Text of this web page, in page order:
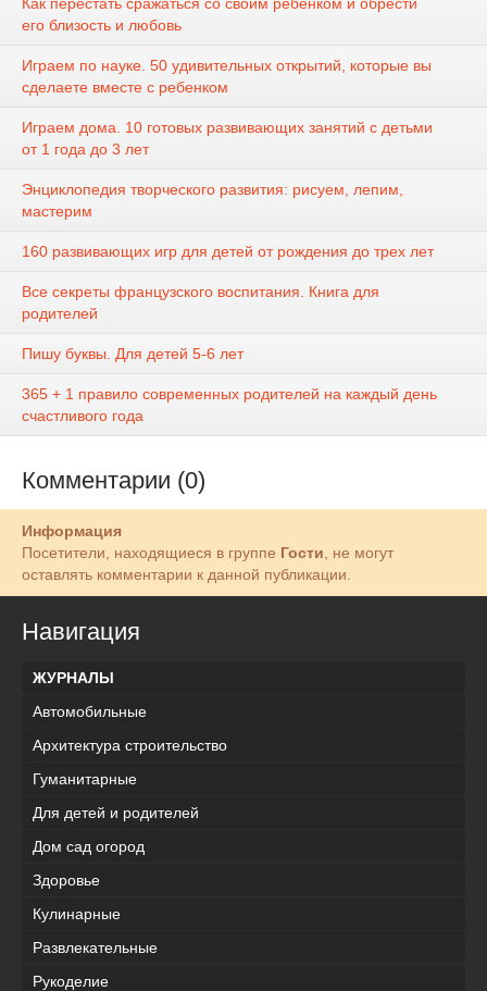
его близость и любовь
Играем по науке. 50 удивительных открытий, которые вы
сделаете вместе с ребенком
Играем дома. 10 готовых развивающих занятий с детьми
от 1 года до 3 лет
Энциклопедия творческого развития: рисуем, лепим,
мастерим
160 развивающих игр для детей от рождения до трех лет
Все секреты французского воспитания. Книга для
родителей
Пишу буквы. Для детей 5-6 лет
365 + 1 правило современных родителей на каждый день
счастливого года
Комментарии (0)
Информация
Посетители, находящиеся в группе Гости, не могут
оставлять комментарии к данной публикации.
Навигация
ЖУРНАЛЫ
Автомобильные
Архитектура строительство
Гуманитарные
Для детей и родителей
Дом сад огород
Здоровье
Кулинарные
Развлекательные
Рукоделие